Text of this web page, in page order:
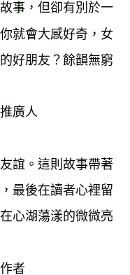
事，但卻有別於一
就會大感好奇，女
好朋友？餘韻無窮
廣人
誼。這則故事帶著
最後在讀者心裡留
心湖蕩漾的微微亮
者